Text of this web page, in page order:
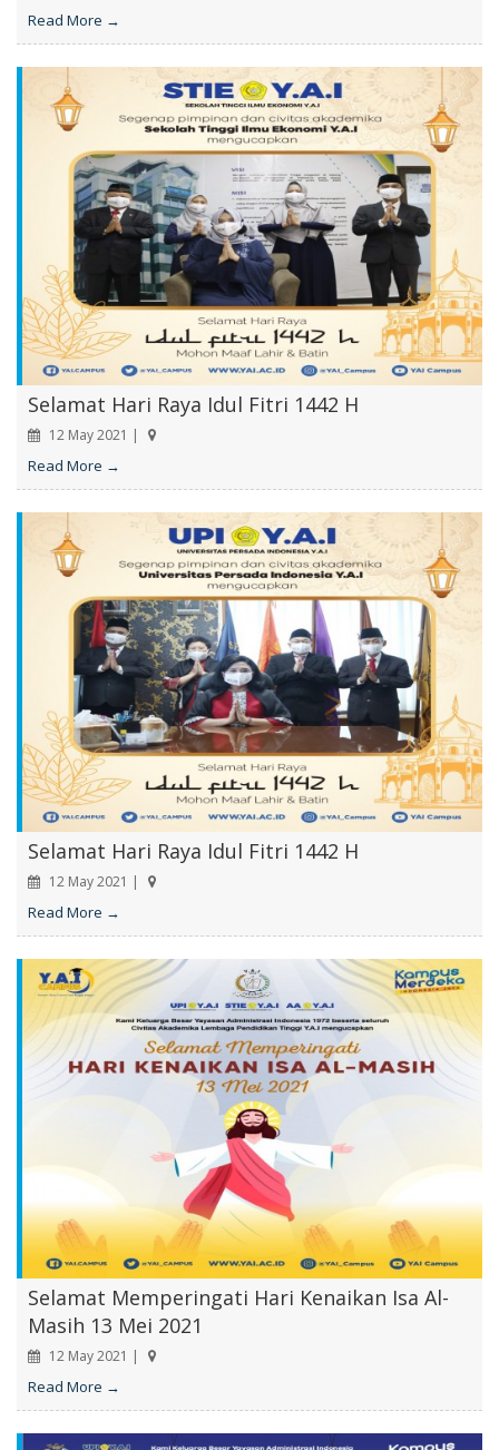
Read More →
Selamat Hari Raya Idul Fitri 1442 H
12 May 2021 |
Read More →
Selamat Hari Raya Idul Fitri 1442 H
12 May 2021 |
Read More →
Selamat Memperingati Hari Kenaikan Isa Al-
Masih 13 Mei 2021
12 May 2021 |
Read More →